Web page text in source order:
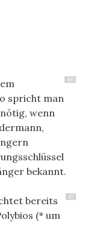
46
spricht man
wenn
bekannt.
47
bereits
(* um